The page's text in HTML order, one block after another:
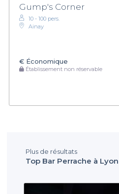
Gump's Corner
10 - 100 pers.
Ainay
€ Économique
Établissement non réservable
Plus de résultats
Top Bar Perrache à Lyon